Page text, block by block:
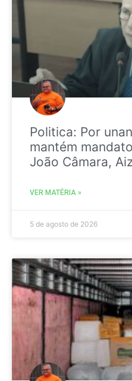
Politica: Por
mantém
João Câmara,
VER MATÉRIA »
5 de agosto de 2026